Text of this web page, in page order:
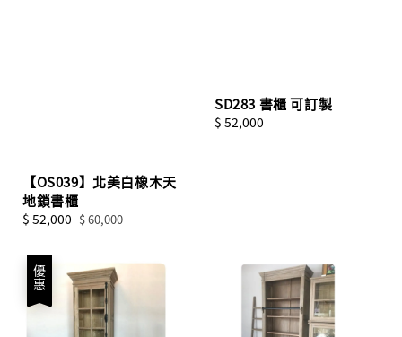
【OS039】北美白橡木天
地鎖書櫃
Sale
$ 52,000 Regular
$ 60,000
SD283 書櫃 可訂製
Regular
$ 52,000
優惠